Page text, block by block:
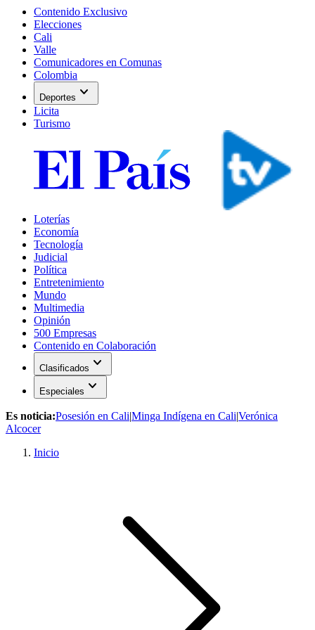
Contenido Exclusivo
Elecciones
Cali
Valle
Comunicadores en Comunas
Colombia
Deportes expand_more
Licita
Turismo
Loterías
Economía
Tecnología
Judicial
Política
Entretenimiento
Mundo
Multimedia
Opinión
500 Empresas
Contenido en Colaboración
Clasificados expand_more
Especiales expand_more
Es noticia:Posesión en Cali|Minga Indígena en Cali|Verónica
Alcocer
Inicio